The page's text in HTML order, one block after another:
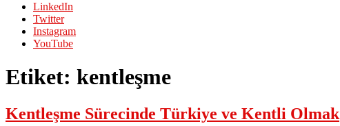
LinkedIn
Twitter
Instagram
YouTube
Etiket: kentleşme
Kentleşme Sürecinde Türkiye ve Kentli Olmak